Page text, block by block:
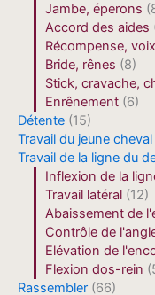
Jambe, éperons
Accord des aides
Récompense, voix
Bride, rênes (8)
Stick, cravache,
Enrênement (6)
Détente (15)
Travail du jeune cheval
Travail de la ligne du
Inflexion de la
Travail latéral (12)
Abaissement de
Contrôle de
Elévation de
Flexion dos-rein
Rassembler (66)